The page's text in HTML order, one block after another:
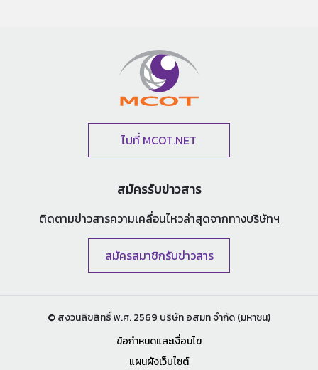
ไปที่ MCOT.NET
สมัครรับข่าวสาร
ติดตามข่าวสารความเคลื่อนไหวล่าสุดจากทางบริษัทฯ
สมัครสมาชิกรับข่าวสาร
© สงวนลิขสิทธิ์ พ.ศ. 2569 บริษัท อสมท จำกัด (มหาชน)
ข้อกำหนดและเงื่อนไข
แผนผังเว็บไซต์